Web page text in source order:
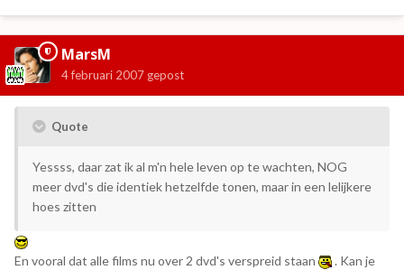
MarsM
4 februari 2007 gepost
Quote
Yessss, daar zat ik al m'n hele leven op te wachten, NOG
meer dvd's die identiek hetzelfde tonen, maar in een lelijkere
hoes zitten
En vooral dat alle films nu over 2 dvd's verspreid staan
. Kan je